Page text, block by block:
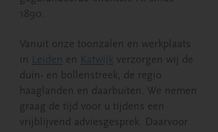
1890.
Vanuit onze toonzalen en werkplaats
in Leiden en Katwijk verzorgen wij de
duin- en bollenstreek, de regio
haaglanden en daarbuiten. We nemen
graag de tijd voor u tijdens een
vrijblijvend adviesgesprek. Daarvoor